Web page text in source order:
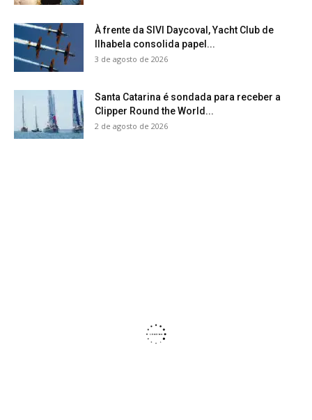
À frente da SIVI Daycoval, Yacht Club de
Ilhabela consolida papel...
3 de agosto de 2026
Santa Catarina é sondada para receber a
Clipper Round the World...
2 de agosto de 2026